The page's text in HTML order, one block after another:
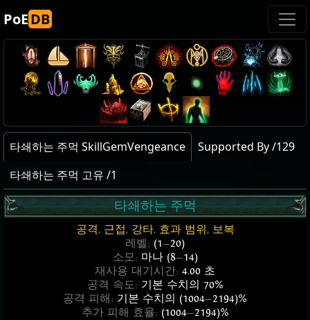
PoEDB
타쇄하는 주먹 SkillGemVengeance
Supported By /129
타쇄하는 주먹 고유 /1
타쇄하는 주먹
공격, 근접, 강타, 효과 범위 , 보복
레벨: (1—20)
소모: 마나 (8—14)
재사용 대기시간: 4.00 초
공격 속도: 기본 수치의 70%
공격 피해: 기본 수치의 (1004—2194)%
추가 피해 효율: (1004—2194)%